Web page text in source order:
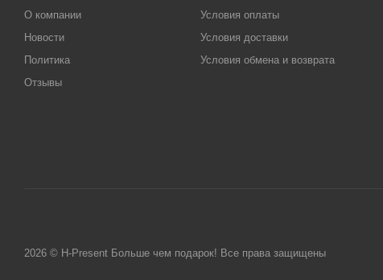
О компании
Новости
Политика
Отзывы
Условия оплаты
Условия доставки
Условия обмена и возврата
2026 © H-Present Больше чем подарок! Все права защищены